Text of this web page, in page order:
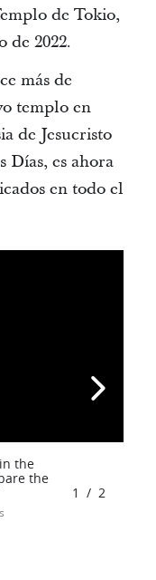
de Tokio,
de 2022.
más de
templo en
de Jesucristo
Días, es ahora
en todo el
the
the
1 / 2